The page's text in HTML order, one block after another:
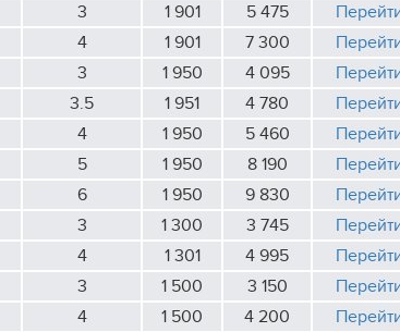
3 1 901 5 475
4 1 901 7 300
3 1 950 4 095
3.5 1 951 4 780
4 1 950 5 460
5 1 950 8 190
6 1 950 9 830
3 1 300 3 745
4 1 301 4 995
3 1 500 3 150
4 1 500 4 200